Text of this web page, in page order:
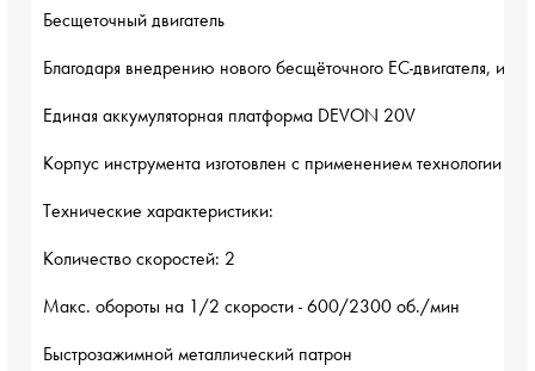
Бесщеточный двигатель
Благодаря внедрению нового бесщёточного EC-двигателя,
Единая аккумуляторная платформа DEVON 20V
Корпус инструмента изготовлен с применением технологии
Технические характеристики:
Количество скоростей: 2
Макс. обороты на 1/2 скорости - 600/2300 об./мин
Быстрозажимной металлический патрон